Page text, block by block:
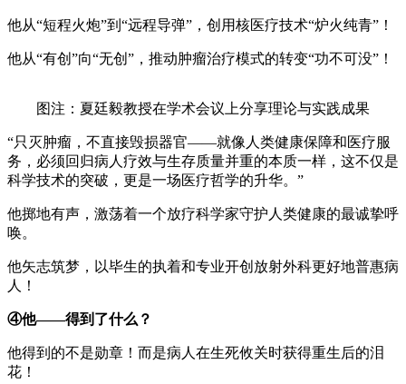
他从“短程火炮”到“远程导弹”，创用核医疗技术“炉火纯青”！
他从“有创”向“无创”，推动肿瘤治疗模式的转变“功不可没”！
图注：夏廷毅教授在学术会议上分享理论与实践成果
“只灭肿瘤，不直接毁损器官——就像人类健康保障和医疗服
务，必须回归病人疗效与生存质量并重的本质一样，这不仅是
科学技术的突破，更是一场医疗哲学的升华。”
他掷地有声，激荡着一个放疗科学家守护人类健康的最诚挚呼
唤。
他矢志筑梦，以毕生的执着和专业开创放射外科更好地普惠病
人！
④他——得到了什么？
他得到的不是勋章！而是病人在生死攸关时获得重生后的泪
花！